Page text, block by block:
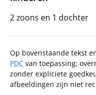
2 zoons en 1 dochter
Op bovenstaande tekst
PDC van toepassing;
zonder expliciete
afbeeldingen zijn niet